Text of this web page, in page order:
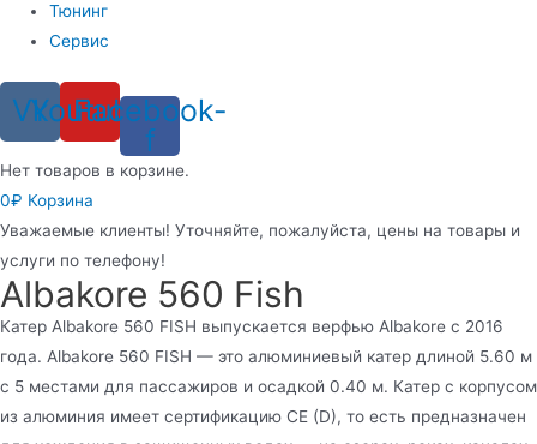
Тюнинг
Сервис
VkYoutube
Facebook-
f
Нет товаров в корзине.
0₽ Корзина
Уважаемые клиенты! Уточняйте, пожалуйста, цены на товары и
услуги по телефону!
Albakore 560 Fish
Катер Albakore 560 FISH выпускается верфью Albakore с 2016
года. Albakore 560 FISH — это алюминиевый катер длиной 5.60 м
с 5 местами для пассажиров и осадкой 0.40 м. Катер с корпусом
из алюминия имеет сертификацию CE (D), то есть предназначен